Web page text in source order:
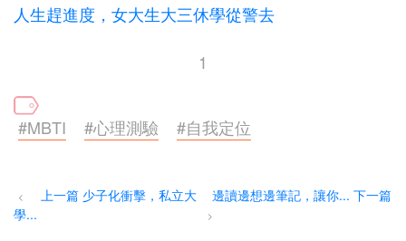
人生趕進度，女大生大三休學從警去
1
#MBTI #心理測驗 #自我定位
<
上一篇 少子化衝擊，私立大
學...
邊讀邊想邊筆記，讓你... 下一篇
>